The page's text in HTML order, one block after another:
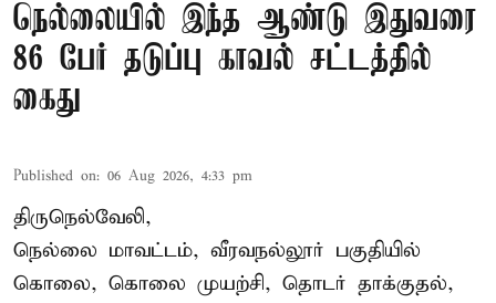
நெல்லையில் இந்த ஆண்டு இதுவரை
86 பேர் தடுப்பு காவல் சட்டத்தில்
கைது
Published on: 06 Aug 2026, 4:33 pm
திருநெல்வேலி,
நெல்லை மாவட்டம், வீரவநல்லூர் பகுதியில்
கொலை, கொலை முயற்சி, தொடர் தாக்குதல்,